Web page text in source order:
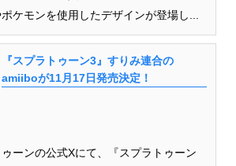
ケモンを使用したデザインが登場し...
『スプラトゥーン3』すりみ連合の
amiiboが11月17日発売決定！
ーンの公式Xにて、『スプラトゥーン